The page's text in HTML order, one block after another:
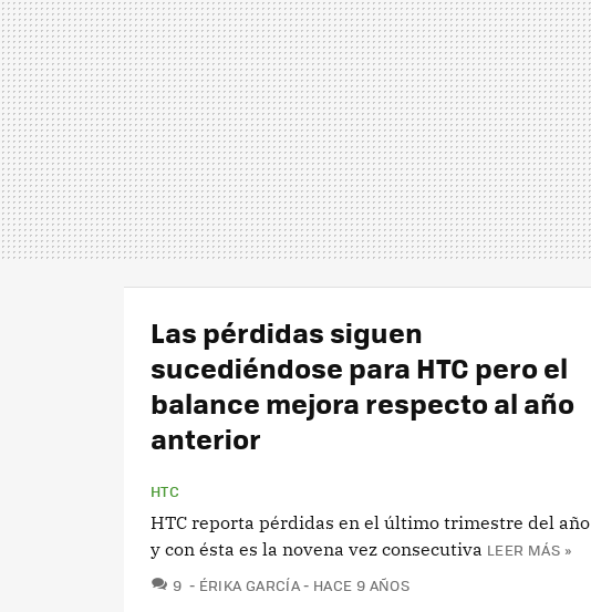
Las pérdidas siguen
sucediéndose para HTC pero el
balance mejora respecto al año
anterior
HTC
HTC reporta pérdidas en el último trimestre del año
y con ésta es la novena vez consecutiva LEER MÁS »
9 COMENTARIOS
ÉRIKA GARCÍA HACE 9 AÑOS